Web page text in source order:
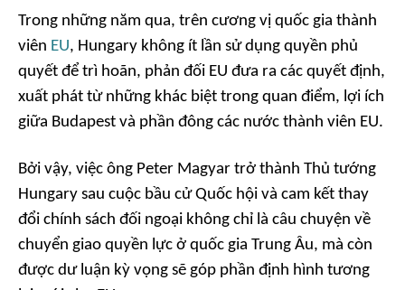
Trong những năm qua, trên cương vị quốc gia thành
viên EU, Hungary không ít lần sử dụng quyền phủ
quyết để trì hoãn, phản đối EU đưa ra các quyết định,
xuất phát từ những khác biệt trong quan điểm, lợi ích
giữa Budapest và phần đông các nước thành viên EU.
Bởi vậy, việc ông Peter Magyar trở thành Thủ tướng
Hungary sau cuộc bầu cử Quốc hội và cam kết thay
đổi chính sách đối ngoại không chỉ là câu chuyện về
chuyển giao quyền lực ở quốc gia Trung Âu, mà còn
được dư luận kỳ vọng sẽ góp phần định hình tương